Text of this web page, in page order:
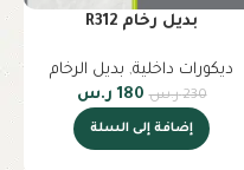
بديل رخام R312
ديكورات داخلية, بديل الرخام
230 ر.س 180 ر.س
إضافة إلى السلة